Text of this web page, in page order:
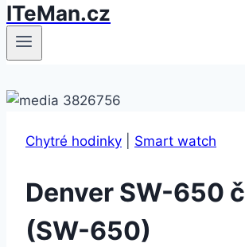
ITeMan.cz
Chytré hodinky Smart watch
Denver SW-650
(SW-650)